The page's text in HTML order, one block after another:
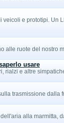
e prototipi. Un
alle ruote del nostro
usare
rialzi e altre
trasmissione dalla
alla marmitta,